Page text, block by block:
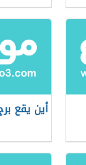
أين يقع